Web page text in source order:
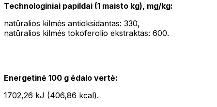
Technologiniai papildai (1 maisto kg), mg/kg:
natūralios kilmės antioksidantas: 330,
natūralios kilmės tokoferolio ekstraktas: 600.
Energetinė 100 g ėdalo vertė:
1702,26 kJ (406,86 kcal).